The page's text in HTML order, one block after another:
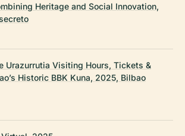
Heritage and Social Innovation,
Urazurrutia Visiting Hours, Tickets &
Historic BBK Kuna, 2025, Bilbao